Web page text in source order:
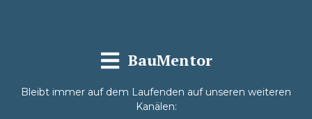
BauMentor
Bleibt immer auf dem Laufenden auf unseren weiteren
Kanälen: